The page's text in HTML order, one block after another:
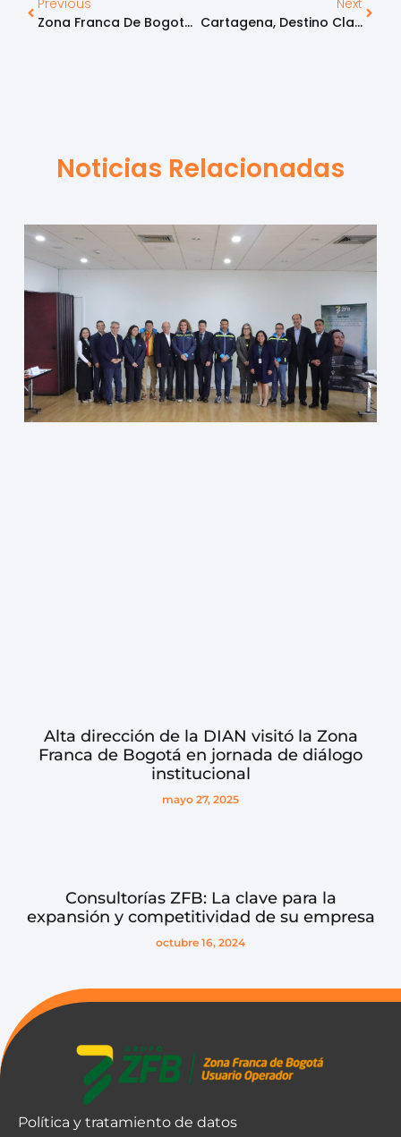
Zona Franca De Bogotá Certificada Como Zona Franca Altamente Segura
Cartagena, Destino Clave Para La Inversión Industrial
Noticias Relacionadas
Alta dirección de la DIAN visitó la Zona
Franca de Bogotá en jornada de diálogo
institucional
mayo 27, 2025
Consultorías ZFB: La clave para la
expansión y competitividad de su empresa
octubre 16, 2024
Política y tratamiento de datos